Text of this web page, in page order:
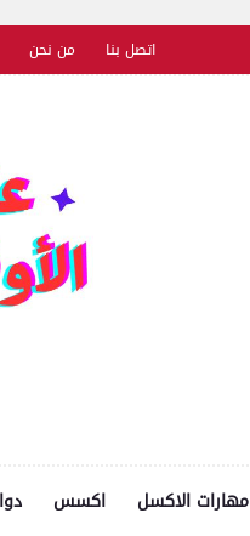
من نحن اتصل بنا
اكسس مهارات الاكسل